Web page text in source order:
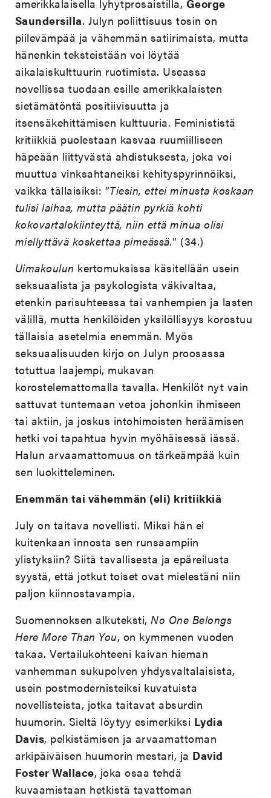
amerikkalaisella lyhytprosaistilla, George
Saundersilla. Julyn poliittisuus tosin on
piilevämpää ja vähemmän satiirimaista, mutta
hänenkin teksteistään voi löytää
aikalaiskulttuurin ruotimista. Useassa
novellissa tuodaan esille amerikkalaisten
sietämätöntä positiivisuutta ja
itsensäkehittämisen kulttuuria. Feminististä
kritiikkiä puolestaan kasvaa ruumiilliseen
häpeään liittyvästä ahdistuksesta, joka voi
muuttua vinksahtaneiksi kehityspyrinnöiksi,
vaikka tällaisiksi: ”Tiesin, ettei minusta koskaan
tulisi laihaa, mutta päätin pyrkiä kohti
kokovartalokiinteyttä, niin että minua olisi
miellyttävä koskettaa pimeässä.” (34.)
Uimakoulun kertomuksissa käsitellään usein
seksuaalista ja psykologista väkivaltaa,
etenkin parisuhteessa tai vanhempien ja lasten
välillä, mutta henkilöiden yksilöllisyys korostuu
tällaisia asetelmia enemmän. Myös
seksuaalisuuden kirjo on Julyn proosassa
totuttua laajempi, mukavan
korostelemattomalla tavalla. Henkilöt nyt vain
sattuvat tuntemaan vetoa johonkin ihmiseen
tai aktiin, ja joskus intohimoisten heräämisen
hetki voi tapahtua hyvin myöhäisessä iässä.
Halun arvaamattomuus on tärkeämpää kuin
sen luokitteleminen.
Enemmän tai vähemmän (eli) kritiikkiä
July on taitava novellisti. Miksi hän ei
kuitenkaan innosta sen runsaampiin
ylistyksiin? Siitä tavallisesta ja epäreilusta
syystä, että jotkut toiset ovat mielestäni niin
paljon kiinnostavampia.
Suomennoksen alkuteksti,No One Belongs
Here More Than You, on kymmenen vuoden
takaa. Vertailukohteeni kaivan hieman
vanhemman sukupolven yhdysvaltalaisista,
usein postmodernisteiksi kuvatuista
novellisteista, jotka taitavat absurdin
huumorin. Sieltä löytyy esimerkiksi Lydia
Davis, pelkistämisen ja arvaamattoman
arkipäiväisen huumorin mestari, ja David
Foster Wallace, joka osaa tehdä
kuvaamistaan hetkistä tavattoman